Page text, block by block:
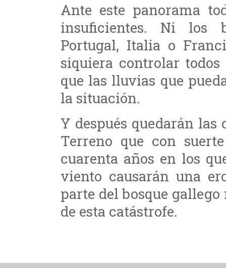
Ante este panorama
insuficientes. Ni los
Portugal, Italia o
siquiera controlar
que las lluvias que
la situación.
Y después quedarán las
Terreno que con
cuarenta años en los
viento causarán una
parte del bosque
de esta catástrofe.